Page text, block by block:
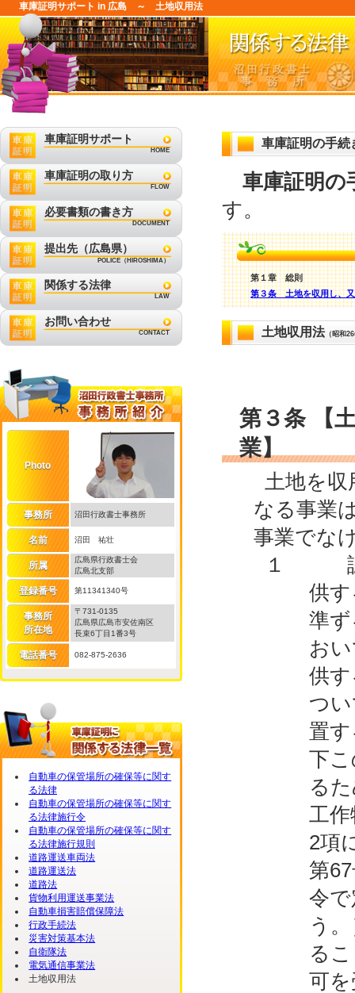
車庫証明サポート in 広島 ～ 土地収用法
車庫証明の手続
車庫証明の
す。
第１章 総則
第３条 土地を収用し、
土地収用法（昭和
第３条 【
業】
土地を
なる事業
事業でな
１ 認定
供
準
お
供
つ
置
下
る
工作
2項
第
令
う
る
可
車庫証明サポート
HOME
車庫証明の取り方
FLOW
必要書類の書き方
DOCUMENT
提出先（広島県）
POLICE（HIROSHIMA）
関係する法律
LAW
お問い合わせ
CONTACT
Photo
事務所 沼田行政書士事務所
名前 沼田 祐壮
所属
広島県行政書士会
広島北支部
登録番号 第11341340号
事務所
所在地
〒731-0135
広島県広島市安佐南区
長束6丁目1番3号
電話番号 082-875-2636
自動車の保管場所の確保等に関す
る法律
自動車の保管場所の確保等に関す
る法律施行令
自動車の保管場所の確保等に関す
る法律施行規則
道路運送車両法
道路運送法
道路法
貨物利用運送事業法
自動車損害賠償保障法
行政手続法
災害対策基本法
自衛隊法
電気通信事業法
土地収用法